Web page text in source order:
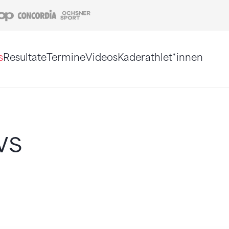
Coop Concordia
ResultateTermineVideosKaderathlet*innen